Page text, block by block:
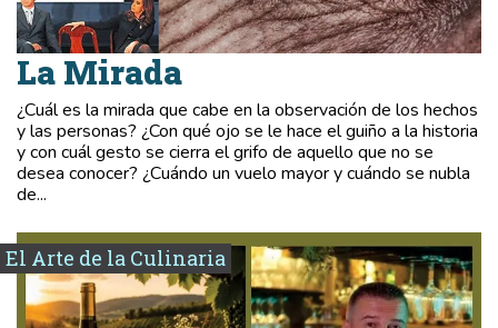
La Mirada
¿Cuál es la mirada que cabe en la observación de los hechos
y las personas? ¿Con qué ojo se le hace el guiño a la historia
y con cuál gesto se cierra el grifo de aquello que no se
desea conocer? ¿Cuándo un vuelo mayor y cuándo se nubla
de...
El Arte de la Culinaria